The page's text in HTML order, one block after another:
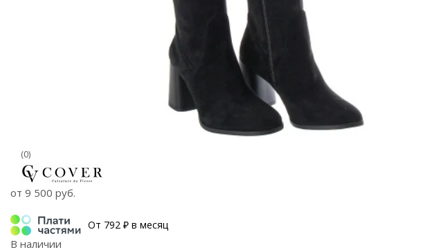
(0)
от 9 500 руб.
От 792 ₽ в месяц
В наличии